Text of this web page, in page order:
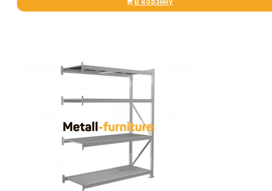
В корзину